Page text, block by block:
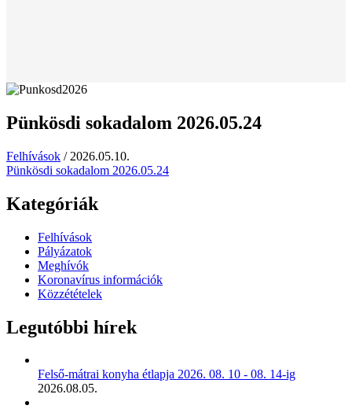
Pünkösdi sokadalom 2026.05.24
Felhívások / 2026.05.10.
Pünkösdi sokadalom 2026.05.24
Kategóriák
Felhívások
Pályázatok
Meghívók
Koronavírus információk
Közzétételek
Legutóbbi hírek
Felső-mátrai konyha étlapja 2026. 08. 10 - 08. 14-ig
2026.08.05.